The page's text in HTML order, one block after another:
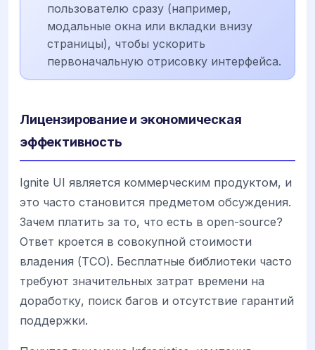
пользователю сразу (например,
модальные окна или вкладки внизу
страницы), чтобы ускорить
первоначальную отрисовку интерфейса.
Лицензирование и экономическая
эффективность
Ignite UI является коммерческим продуктом, и
это часто становится предметом обсуждения.
Зачем платить за то, что есть в open-source?
Ответ кроется в совокупной стоимости
владения (TCO). Бесплатные библиотеки часто
требуют значительных затрат времени на
доработку, поиск багов и отсутствие гарантий
поддержки.